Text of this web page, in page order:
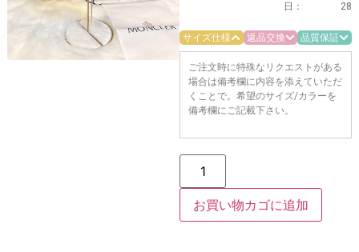
日：
28
サイズ仕様 返品交換 品質保証
ご注文時に特殊なリクエストがある
場合は備考欄に内容を添えていただ
くことで。希望のサイズ/カラーを
備考欄にご記載下さい。
お買い物カゴに追加